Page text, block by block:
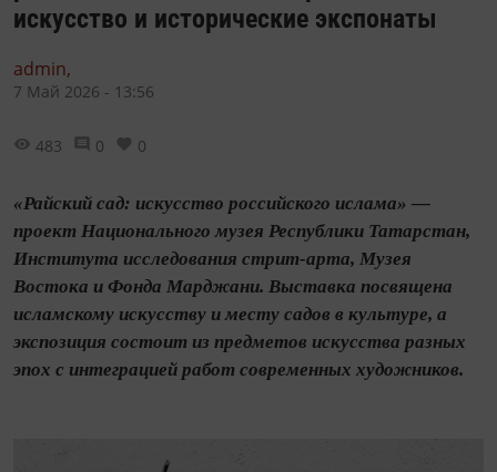
искусство и исторические экспонаты
admin,
7 Май 2026 - 13:56
483 0 0
«Райский сад: искусство российского ислама» —
проект Национального музея Республики Татарстан,
Института исследования стрит-арта, Музея
Востока и Фонда Марджани. Выставка посвящена
исламскому искусству и месту садов в культуре, а
экспозиция состоит из предметов искусства разных
эпох с интеграцией работ современных художников.